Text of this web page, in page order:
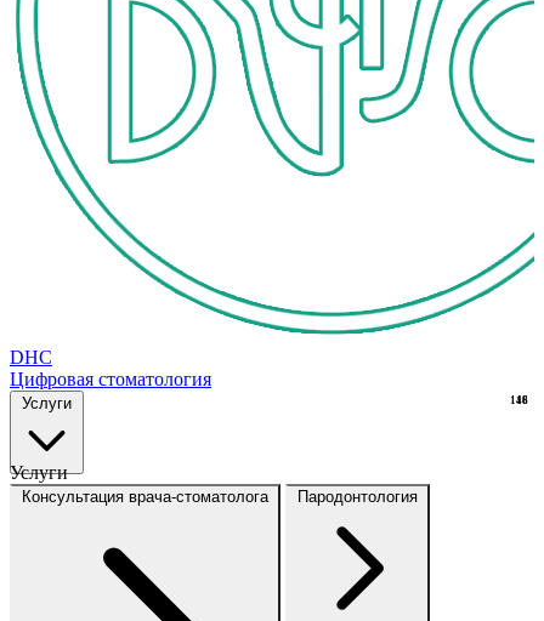
DHC
Цифровая стоматология
Услуги
Услуги
Консультация врача-стоматолога Пародонтология
16
148